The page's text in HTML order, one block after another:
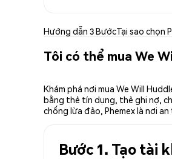
Hướng dẫn 3 BướcTại sao chọn
Tôi có thể mua We
Khám phá nơi mua We Will
bằng thẻ tín dụng, thẻ ghi nợ,
chống lừa đảo, Phemex là nơi
Bước 1. Tạo tài